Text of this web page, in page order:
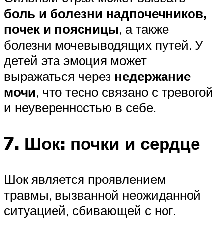
боль и болезни надпочечников,
почек и поясницы, а также
болезни мочевыводящих путей. У
детей эта эмоция может
выражаться через недержание
мочи, что тесно связано с тревогой
и неуверенностью в себе.
7. Шок: почки и сердце
Шок является проявлением
травмы, вызванной неожиданной
ситуацией, сбивающей с ног.